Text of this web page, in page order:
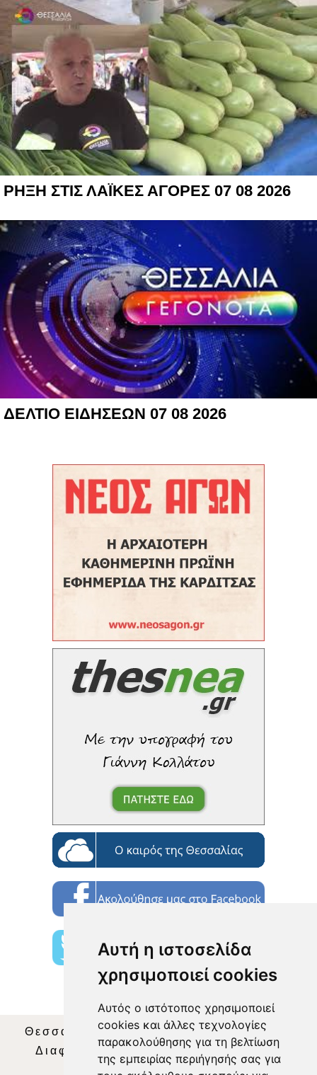
Αυτή η ιστοσελίδα
χρησιμοποιεί cookies
Αυτός ο ιστότοπος χρησιμοποιεί
cookies και άλλες τεχνολογίες
παρακολούθησης για τη βελτίωση
της εμπειρίας περιήγησής σας για
ΡΗΞΗ ΣΤΙΣ ΛΑΪΚΕΣ ΑΓΟΡΕΣ 07 08 2026
ΔΕΛΤΙΟ ΕΙΔΗΣΕΩΝ 07 08 2026
Θεσσαλία Τηλεόραση|SNG Services
Διαφήμιση | Όροι Χρήσης |Δήλωση
Απορρήτου | Περιεχόμενο